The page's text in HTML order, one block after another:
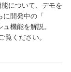
について、デモを
に開発中の「
機能を解説。
覧ください。